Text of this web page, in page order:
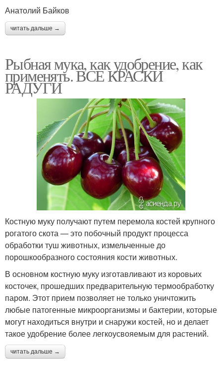
Анатолий Байков
читать дальше →
Рыбная мука, как удобрение, как
применять. ВСЕ КРАСКИ
РАДУГИ
Костную муку получают путем перемола костей крупного
рогатого скота — это побочный продукт процесса
обработки туш животных, измельченные до
порошкообразного состояния кости животных.
В основном костную муку изготавливают из коровьих
косточек, прошедших предварительную термообработку
паром. Этот прием позволяет не только уничтожить
любые патогенные микроорганизмы и бактерии, которые
могут находиться внутри и снаружи костей, но и делает
такое удобрение более легкоусвояемым для растений.
читать дальше →